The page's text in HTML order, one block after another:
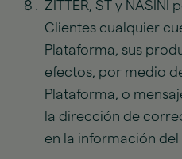
ZITTER, ST y
Clientes cualquier
Plataforma, sus
efectos, por medio
Plataforma, o
la dirección de
en la información del